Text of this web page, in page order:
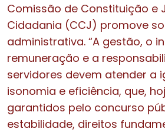
Comissão de Constituição e
Cidadania (CCJ) promove
administrativa. “A gestão, o
remuneração e a
servidores devem atender a
isonomia e eficiência, que,
garantidos pelo concurso
estabilidade, direitos